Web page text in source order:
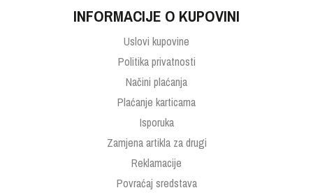
INFORMACIJE O KUPOVINI
Uslovi kupovine
Politika privatnosti
Načini plaćanja
Plaćanje karticama
Isporuka
Zamjena artikla za drugi
Reklamacije
Povraćaj sredstava